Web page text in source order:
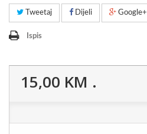
Tweetaj Dijeli Google+
Ispis
15,00 KM .